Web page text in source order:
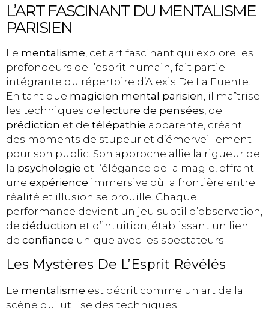
L’ART FASCINANT DU MENTALISME
PARISIEN
Le mentalisme , cet art fascinant qui explore les
profondeurs de l’esprit humain, fait partie
intégrante du répertoire d’Alexis De La Fuente.
En tant que magicien mental parisien , il maîtrise
les techniques de lecture de pensées , de
prédiction et de télépathie apparente, créant
des moments de stupeur et d’émerveillement
pour son public. Son approche allie la rigueur de
la psychologie et l’élégance de la magie, offrant
une expérience immersive où la frontière entre
réalité et illusion se brouille. Chaque
performance devient un jeu subtil d’observation,
de déduction et d’intuition, établissant un lien
de confiance unique avec les spectateurs.
Les Mystères De L’Esprit Révélés
Le mentalisme est décrit comme un art de la
scène qui utilise des techniques